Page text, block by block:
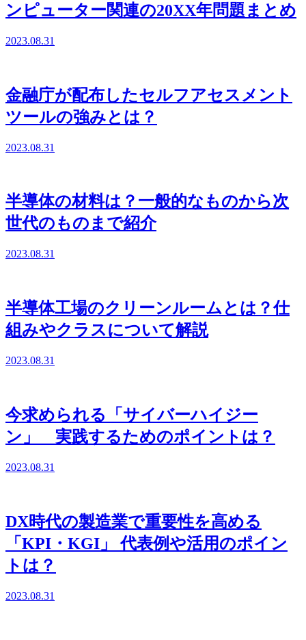
ンピューター関連の20XX年問題まとめ
2023.08.31
金融庁が配布したセルフアセスメント
ツールの強みとは？
2023.08.31
半導体の材料は？一般的なものから次
世代のものまで紹介
2023.08.31
半導体工場のクリーンルームとは？仕
組みやクラスについて解説
2023.08.31
今求められる「サイバーハイジー
ン」 実践するためのポイントは？
2023.08.31
DX時代の製造業で重要性を高める
「KPI・KGI」 代表例や活用のポイン
トは？
2023.08.31